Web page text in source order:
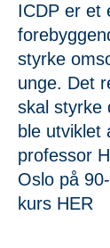
ICDP er et
styrke
unge. Det
skal styrke
ble utviklet
professor
Oslo på
kurs HER